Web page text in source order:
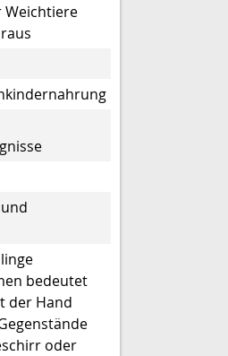
Weichtiere
bedeutet
der Hand
oder